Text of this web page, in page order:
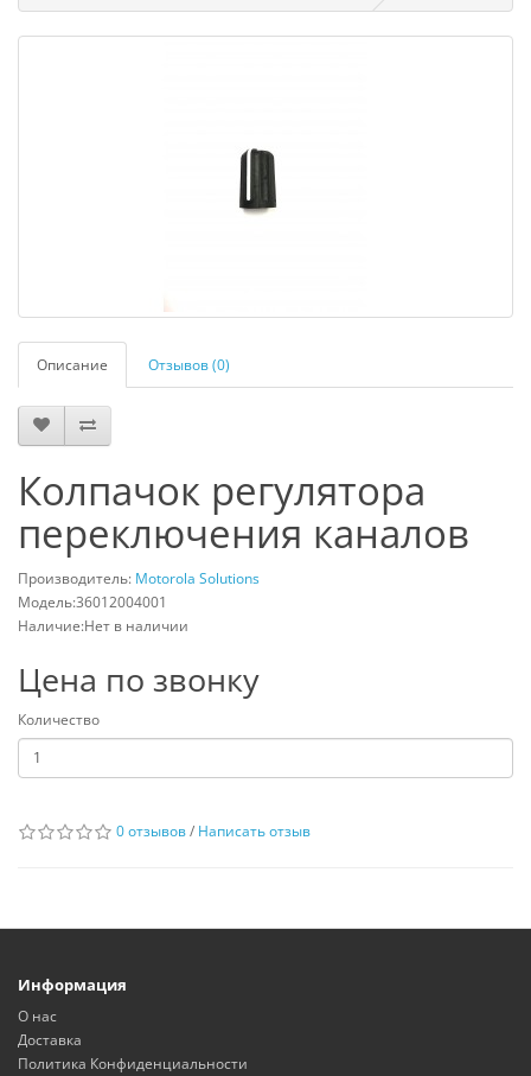
Описание Отзывов (0)
Колпачок регулятора
переключения каналов
Производитель: Motorola Solutions
Модель:36012004001
Наличие:Нет в наличии
Цена по звонку
Количество
0 отзывов/ Написать отзыв
Информация
О нас
Доставка
Политика Конфиденциальности